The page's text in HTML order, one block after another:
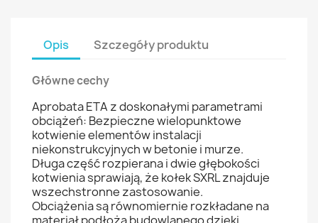
Opis Szczegóły produktu
Główne cechy
Aprobata ETA z doskonałymi parametrami
obciążeń: Bezpieczne wielopunktowe
kotwienie elementów instalacji
niekonstrukcyjnych w betonie i murze.
Długa część rozpierana i dwie głębokości
kotwienia sprawiają, że kołek SXRL znajduje
wszechstronne zastosowanie.
Obciążenia są równomiernie rozkładane na